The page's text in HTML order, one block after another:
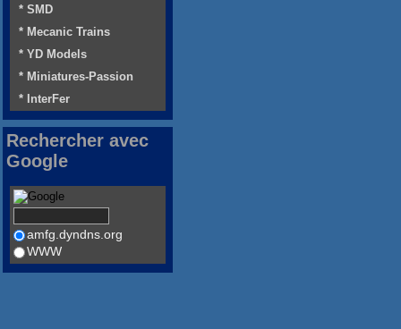
* SMD
* Mecanic Trains
* YD Models
* Miniatures-Passion
* InterFer
Rechercher avec
Google
amfg.dyndns.org
WWW